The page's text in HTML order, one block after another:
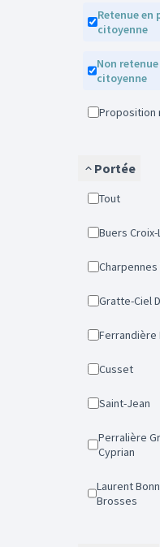
Retenue en présélection
citoyenne
Non retenue en présélection
citoyenne
Portée
Tout
Buers
Gratte-Ciel
Cusset
Saint-Jean
Perralière Grandclément
Cyprian
Laurent Bonnevay La Soie Les
Brosses